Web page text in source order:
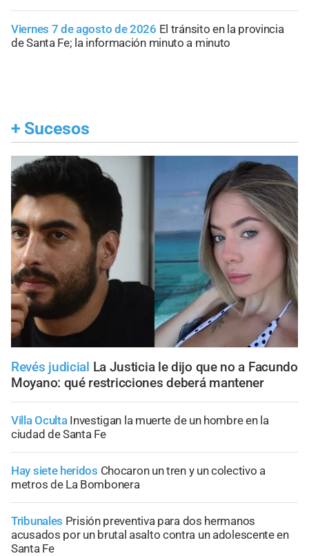
Viernes 7 de agosto de 2026 El tránsito en la provincia
de Santa Fe; la información minuto a minuto
+ Sucesos
Revés judicial La Justicia le dijo que no a Facundo
Moyano: qué restricciones deberá mantener
Villa Oculta Investigan la muerte de un hombre en la
ciudad de Santa Fe
Hay siete heridos Chocaron un tren y un colectivo a
metros de La Bombonera
Tribunales Prisión preventiva para dos hermanos
acusados por un brutal asalto contra un adolescente en
Santa Fe